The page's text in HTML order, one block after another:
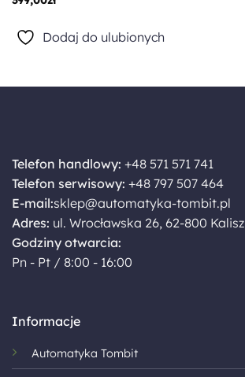
Dodaj do ulubionych
Telefon handlowy: +48 571 571 741
Telefon serwisowy: +48 797 507 464
E-mail:sklep@automatyka-tombit.pl
Adres: ul. Wrocławska 26, 62-800 Kalisz
Godziny otwarcia:
Pn - Pt / 8:00 - 16:00
Informacje
Automatyka Tombit